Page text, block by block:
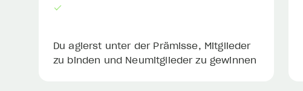
aus 60 motivierten Mitarbeitern
in Oststeinbek bei Hamburg,
Wilhelmshaven und ab Sommer 2025
auch endlich in Varel.
Du agierst unter der Prämisse, Mitglieder
zu binden und Neumitglieder zu gewinnen